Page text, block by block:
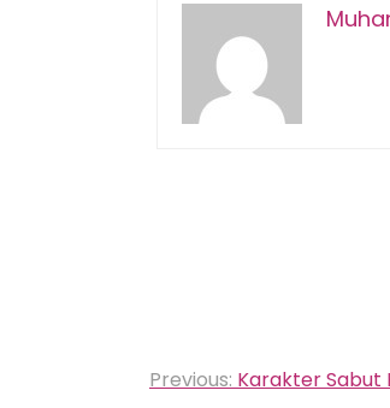
Navigasi
Previous: Karakter Sabut